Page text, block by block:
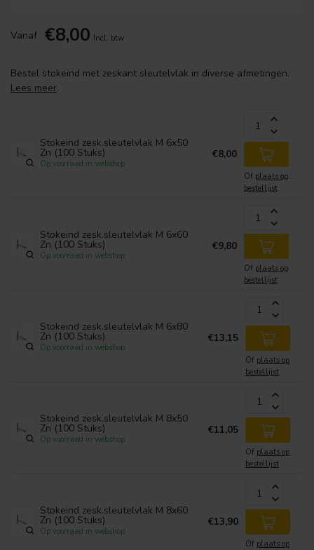
Vanaf €8,00 Incl. btw
Bestel stokeind met zeskant sleutelvlak in diverse afmetingen.
Lees meer.
Stokeind zesk.sleutelvlak M 6x50
Zn (100 Stuks)
Op voorraad in webshop
€8,00
Of plaats op
bestellijst
Stokeind zesk.sleutelvlak M 6x60
Zn (100 Stuks)
Op voorraad in webshop
€9,80
Of plaats op
bestellijst
Stokeind zesk.sleutelvlak M 6x80
Zn (100 Stuks)
Op voorraad in webshop
€13,15
Of plaats op
bestellijst
Stokeind zesk.sleutelvlak M 8x50
Zn (100 Stuks)
Op voorraad in webshop
€11,05
Of plaats op
bestellijst
Stokeind zesk.sleutelvlak M 8x60
Zn (100 Stuks)
Op voorraad in webshop
€13,90
Of plaats op